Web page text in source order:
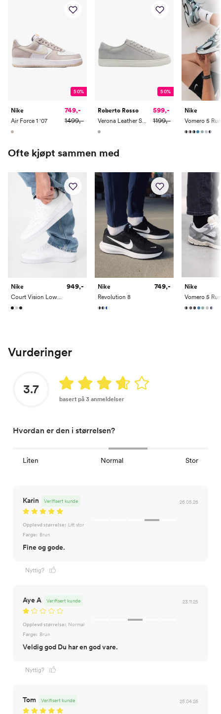
42.5 27 8 9
28 10
44.5 28.5 9.5
45 29 10 11
50%
Nike
Air Force 1 '07
749,-
1499,-
50%
Roberto Rosso
Verona Leather Suede M
599,-
1199,-
Nike
Vomero 5
Ofte kjøpt sammen med
Nike
Court Vision Low Next Nature
949,-
Nike
Revolution 8
749,-
Nike
Vomero 5
Vurderinger
3.7
basert på 3 anmeldelser
Hvordan er den i størrelsen?
Liten Normal Stor
Karin 26.05.26
Verifisert kunde
Opplevd størrelse: Litt stor
Farge: Brun
Fine og gode.
Nyttig?
Aye A 23.11.25
Verifisert kunde
Opplevd størrelse: Normal
Farge: Brun
Veldig god Du har en god vare.
Nyttig?
Tom 25.04.26
Verifisert kunde